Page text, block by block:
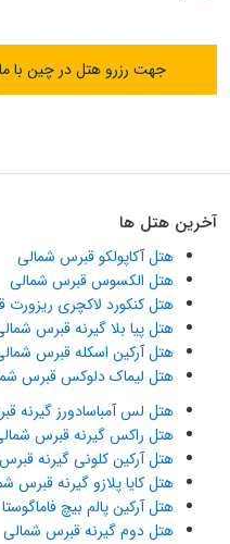
جهت رزرو هتل در چین با
آخرین هتل ها
هتل آکاپولکو قبرس شمالی
هتل الکسوس قبرس شمالی
هتل کنکورد لاکچری
هتل پیا بلا گیرنه قبرس
هتل آرکین اسکله قبرس
هتل لیماک دلوکس قبرس
هتل لس آمباسادورز گیرنه
هتل راکس گیرنه قبرس
هتل آرکین کلونی گیرنه
هتل کایا پلازو گیرنه قبرس
هتل آرکین پالم بیچ
هتل دوم گیرنه قبرس شمالی